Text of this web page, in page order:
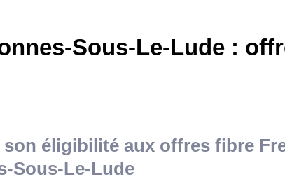
Sous-Le-Lude :
éligibilité aux offres fibre
Sous-Le-Lude